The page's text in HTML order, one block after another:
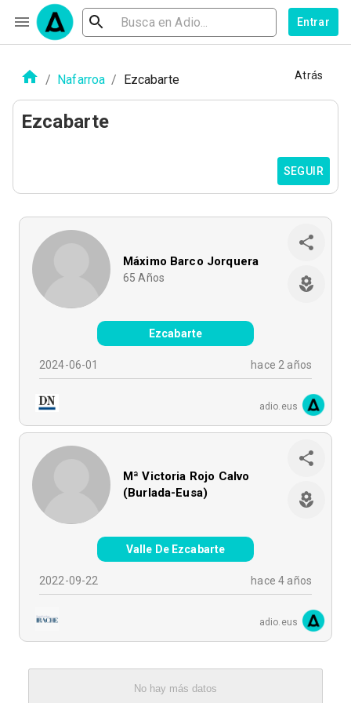
Entrar
/ Nafarroa / Ezcabarte Atrás
Ezcabarte
SEGUIR
Máximo Barco Jorquera
65 Años
Ezcabarte
2024-06-01 hace 2 años
adio.eus
Mª Victoria Rojo Calvo
(Burlada-Eusa)
Valle De Ezcabarte
2022-09-22 hace 4 años
adio.eus
No hay más datos